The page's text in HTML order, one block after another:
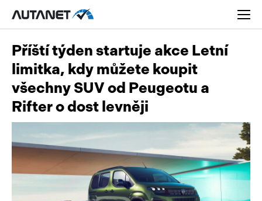
Nákladní
Obytná
Novinky
Příští týden startuje akce Letní
limitka, kdy můžete koupit
všechny SUV od Peugeotu a
Rifter o dost levněji